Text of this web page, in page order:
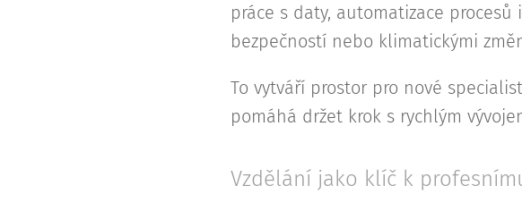
práce s daty, automatizace
bezpečností nebo klimatickými
To vytváří prostor pro nové
pomáhá držet krok s rychlým
Vzdělání jako klíč k